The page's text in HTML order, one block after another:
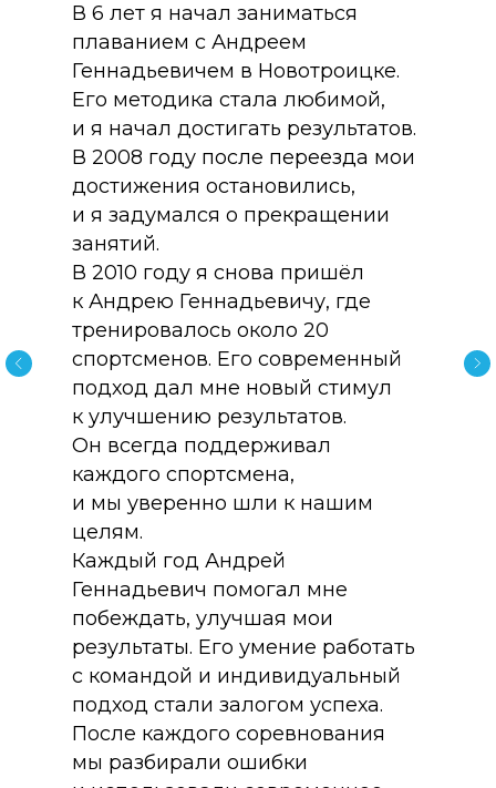
В 6 лет я начал заниматься
плаванием с Андреем
Геннадьевичем в Новотроицке.
Его методика стала любимой,
и я начал достигать результатов.
В 2008 году после переезда мои
достижения остановились,
и я задумался о прекращении
занятий.
В 2010 году я снова пришёл
к Андрею Геннадьевичу, где
тренировалось около 20
спортсменов. Его современный
подход дал мне новый стимул
к улучшению результатов.
Он всегда поддерживал
каждого спортсмена,
и мы уверенно шли к нашим
целям.
Каждый год Андрей
Геннадьевич помогал мне
побеждать, улучшая мои
результаты. Его умение работать
с командой и индивидуальный
подход стали залогом успеха.
После каждого соревнования
мы разбирали ошибки